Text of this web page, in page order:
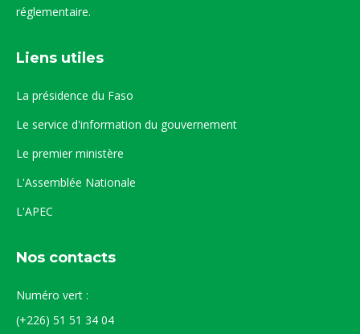
réglementaire.
Liens utiles
La présidence du Faso
Le service d'information du gouvernement
Le premier ministère
L'Assemblée Nationale
L'APEC
Nos contacts
Numéro vert :
(+226) 51 51 34 04